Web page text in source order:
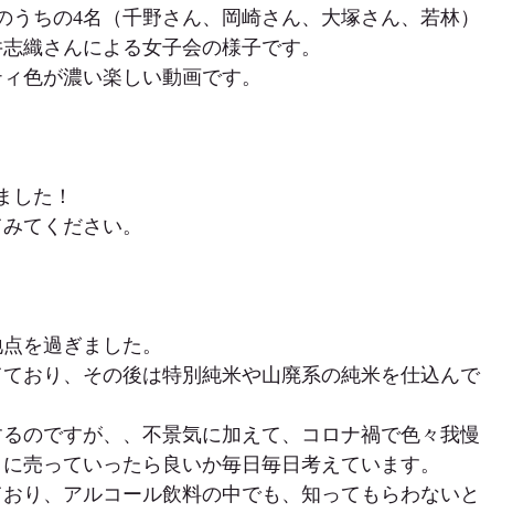
ちの4名（千野さん、岡崎さん、大塚さん、若林）
織さんによる女子会の様子です。
色が濃い楽しい動画です。
した！
てください。
を過ぎました。
おり、その後は特別純米や山廃系の純米を仕込んで
のですが、、不景気に加えて、コロナ禍で色々我慢
売っていったら良いか毎日毎日考えています。
り、アルコール飲料の中でも、知ってもらわないと